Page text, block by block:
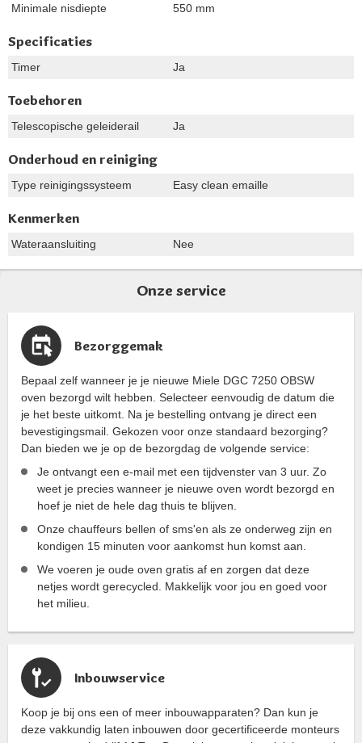
Minimale nisdiepte
550 mm
Specificaties
Timer Ja
Toebehoren
Telescopische geleiderail Ja
Onderhoud en reiniging
Type reinigingssysteem Easy clean emaille
Kenmerken
Wateraansluiting Nee
Onze service
Bezorggemak
Bepaal zelf wanneer je je nieuwe Miele DGC 7250 OBSW
oven bezorgd wilt hebben. Selecteer eenvoudig de datum die
je het beste uitkomt. Na je bestelling ontvang je direct een
bevestigingsmail. Gekozen voor onze standaard bezorging?
Dan bieden we je op de bezorgdag de volgende service:
Je ontvangt een e-mail met een tijdvenster van 3 uur. Zo
weet je precies wanneer je nieuwe oven wordt bezorgd en
hoef je niet de hele dag thuis te blijven.
Onze chauffeurs bellen of sms'en als ze onderweg zijn en
kondigen 15 minuten voor aankomst hun komst aan.
We voeren je oude oven gratis af en zorgen dat deze
netjes wordt gerecycled. Makkelijk voor jou en goed voor
het milieu.
Inbouwservice
Koop je bij ons een of meer inbouwapparaten? Dan kun je
deze vakkundig laten inbouwen door gecertificeerde monteurs